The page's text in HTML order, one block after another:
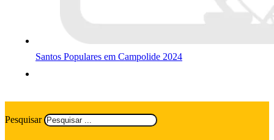
Santos Populares em Campolide 2024
Pesquisar